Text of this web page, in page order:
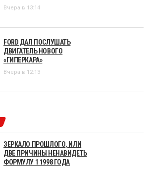
Вчера в 13:14
FORD ДАЛ ПОСЛУШАТЬ
ДВИГАТЕЛЬ НОВОГО
«ГИПЕРКАРА»
Вчера в 12:13
ЗЕРКАЛО ПРОШЛОГО, ИЛИ
ДВЕ ПРИЧИНЫ НЕНАВИДЕТЬ
ФОРМУЛУ 1 1998 ГОДА